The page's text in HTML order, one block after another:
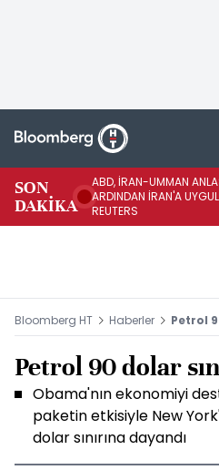
SON
DAKİKA
ABD, İRAN-UMMAN
ARDINDAN İRAN'A
REUTERS
Bloomberg HT Haberler Petrol
Petrol 90 dolar
Obama'nın ekonomiyi
paketin etkisiyle New
dolar sınırına dayandı